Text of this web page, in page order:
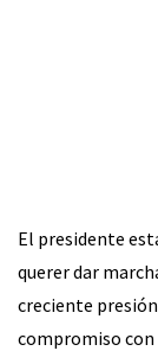
El presidente
querer dar
creciente
compromiso